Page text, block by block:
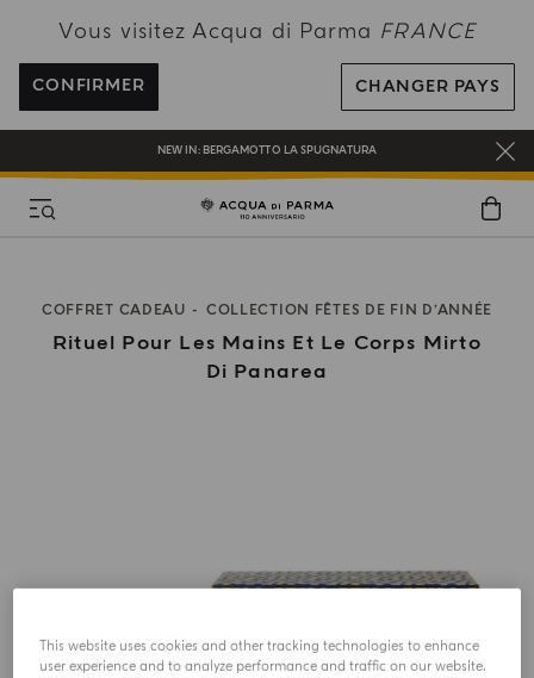
Vous visitez Acqua di Parma FRANCE
CONFIRMER CHANGER PAYS
À 120€
INSCRIVEZ-VOUS ET PROFITEZ DE NOS AVANTAGES
CADEAU OFFERT POUR TOUTE COMMANDE SUPÉRIEURE À 180€
NEW IN: BERGAMOTTO LA SPUGNATURA
COFFRET CADEAU COLLECTION FÊTES DE FIN D’ANNÉE
Rituel Pour Les Mains Et Le Corps Mirto
Di Panarea
This website uses cookies and other tracking technologies to enhance
user experience and to analyze performance and traffic on our website.